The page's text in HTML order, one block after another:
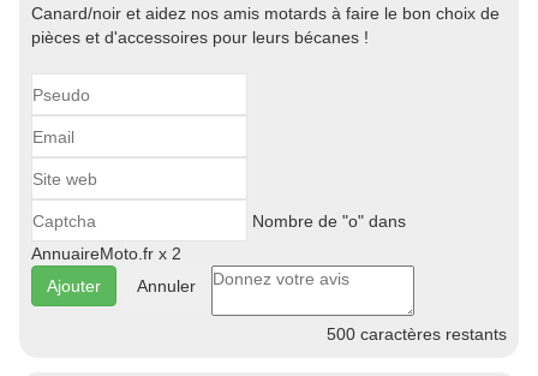
Canard/noir et aidez nos amis motards à faire le bon choix de
pièces et d'accessoires pour leurs bécanes !
Nombre de "o" dans
AnnuaireMoto.fr x 2
Annuler
500 caractères restants